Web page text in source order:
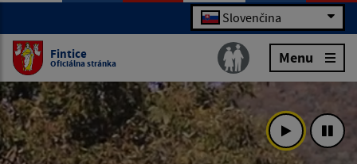
Slovenčina
Fintice
Oficiálna stránka Menu